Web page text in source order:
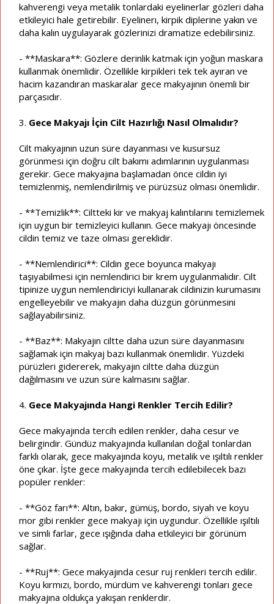
kahverengi veya metalik tonlardaki eyelinerlar gözleri daha
etkileyici hale getirebilir. Eyelinerı, kirpik diplerine yakın ve
daha kalın uygulayarak gözlerinizi dramatize edebilirsiniz.
- **Maskara**: Gözlere derinlik katmak için yoğun maskara
kullanmak önemlidir. Özellikle kirpikleri tek tek ayıran ve
hacim kazandıran maskaralar gece makyajının önemli bir
parçasıdır.
3. Gece Makyajı İçin Cilt Hazırlığı Nasıl Olmalıdır?
Cilt makyajının uzun süre dayanması ve kusursuz
görünmesi için doğru cilt bakımı adımlarının uygulanması
gerekir. Gece makyajına başlamadan önce cildin iyi
temizlenmiş, nemlendirilmiş ve pürüzsüz olması önemlidir.
- **Temizlik**: Ciltteki kir ve makyaj kalıntılarını temizlemek
için uygun bir temizleyici kullanın. Gece makyajı öncesinde
cildin temiz ve taze olması gereklidir.
- **Nemlendirici**: Cildin gece boyunca makyajı
taşıyabilmesi için nemlendirici bir krem uygulanmalıdır. Cilt
tipinize uygun nemlendiriciyi kullanarak cildinizin kurumasını
engelleyebilir ve makyajın daha düzgün görünmesini
sağlayabilirsiniz.
- **Baz**: Makyajın ciltte daha uzun süre dayanmasını
sağlamak için makyaj bazı kullanmak önemlidir. Yüzdeki
pürüzleri gidererek, makyajın ciltte daha düzgün
dağılmasını ve uzun süre kalmasını sağlar.
4. Gece Makyajında Hangi Renkler Tercih Edilir?
Gece makyajında tercih edilen renkler, daha cesur ve
belirgindir. Gündüz makyajında kullanılan doğal tonlardan
farklı olarak, gece makyajında koyu, metalik ve ışıltılı renkler
öne çıkar. İşte gece makyajında tercih edilebilecek bazı
popüler renkler:
- **Göz farı**: Altın, bakır, gümüş, bordo, siyah ve koyu
mor gibi renkler gece makyajı için uygundur. Özellikle ışıltılı
ve simli farlar, gece ışığında daha etkileyici bir görünüm
sağlar.
- **Ruj**: Gece makyajında cesur ruj renkleri tercih edilir.
Koyu kırmızı, bordo, mürdüm ve kahverengi tonları gece
makyajına oldukça yakışan renklerdir.